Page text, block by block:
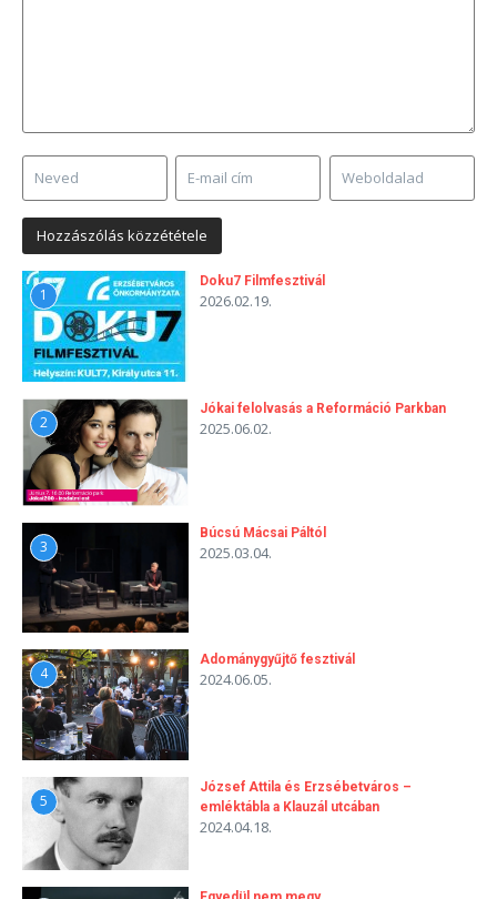
1
Doku7 Filmfesztivál
2026.02.19.
2
Jókai felolvasás a Reformáció Parkban
2025.06.02.
3
Búcsú Mácsai Páltól
2025.03.04.
4
Adománygyűjtő fesztivál
2024.06.05.
5
József Attila és Erzsébetváros –
emléktábla a Klauzál utcában
2024.04.18.